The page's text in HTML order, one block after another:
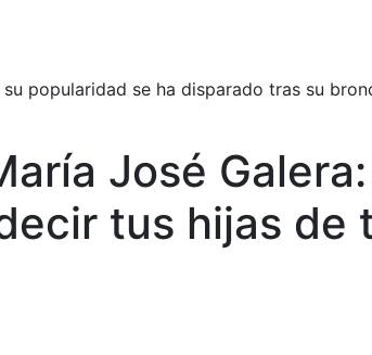
popularidad se ha disparado tras su
José
tus hijas de